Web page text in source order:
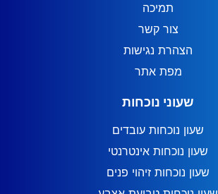
תמיכה
צור קשר
הצהרת נגישות
מפת אתר
שעוני נוכחות
שעון נוכחות עובדים
שעון נוכחות אינטרנטי
שעון נוכחות זיהוי פנים